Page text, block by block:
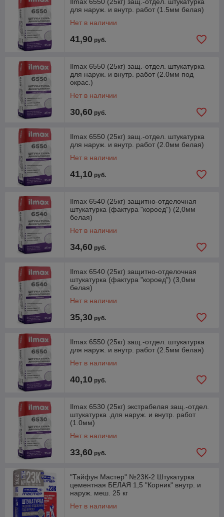
для наруж. и внутр. работ (1.5мм белая)
Нет в наличии
41,90 руб.
Ilmax 6550 (25кг) защ.-отдел. штукатурка
для наруж. и внутр. работ (2.0мм под
окрас.)
Нет в наличии
30,60 руб.
Ilmax 6550 (25кг) защ.-отдел. штукатурка
для наруж. и внутр. работ (2.0мм белая)
Нет в наличии
41,10 руб.
Ilmax 6540 (25кг) защитно-отделочная
штукатурка (фактура "короед") (2,0мм
белая)
Нет в наличии
34,60 руб.
Ilmax 6540 (25кг) защитно-отделочная
штукатурка (фактура "короед") (3,0мм
белая)
Нет в наличии
35,30 руб.
Ilmax 6550 (25кг) защ.-отдел. штукатурка
для наруж. и внутр. работ (2.5мм белая)
Нет в наличии
40,10 руб.
Ilmax 6530 (25кг) экстрабелая защ.-отдел.
штукатурка .для наруж. и внутр. работ
(1.0мм)
Нет в наличии
33,60 руб.
"Тайфун Мастер" №23К-2 Штукатурка
цементная БЕЛАЯ 1,5 "Корник" внутр. и
наруж. меш. 25 кг
Нет в наличии